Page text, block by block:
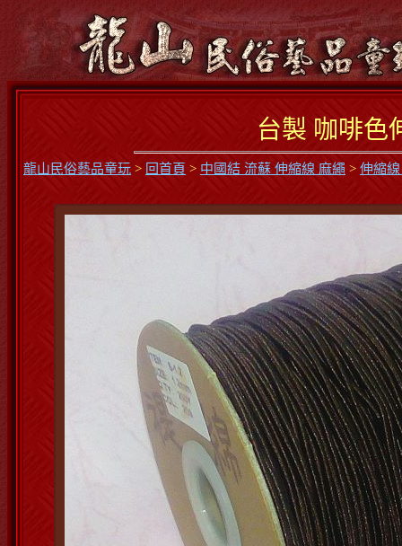
台製 咖啡色
龍山民俗藝品童玩 > 回首頁 > 中國結 流蘇 伸縮線 麻繩 > 伸縮